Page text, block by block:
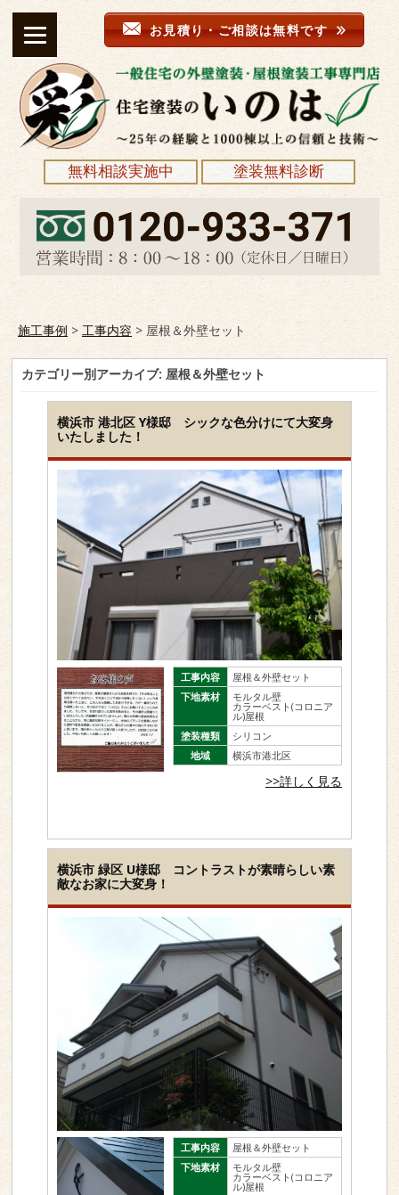
お見積り・ご相談は無料です
無料相談実施中 塗装無料診断
施工事例>工事内容> 屋根＆外壁セット
カテゴリー別アーカイブ: 屋根＆外壁セット
横浜市 港北区 Y様邸 シックな色分けにて大変身
いたしました！
工事内容
屋根＆外壁セット
下地素材
モルタル壁
カラーベスト(コロニア
ル)屋根
塗装種類
シリコン
地域
横浜市港北区
>>詳しく見る
横浜市 緑区 U様邸 コントラストが素晴らしい素
敵なお家に大変身！
工事内容
屋根＆外壁セット
下地素材
モルタル壁
カラーベスト(コロニア
ル)屋根